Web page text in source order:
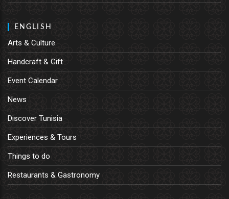
ENGLISH
Arts & Culture
Handcraft & Gift
Event Calendar
News
Discover Tunisia
Experiences & Tours
Things to do
Restaurants & Gastronomy